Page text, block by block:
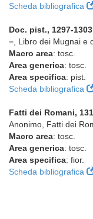
Scheda bibliografica
Doc. pist., 1297-1303
=, Libro dei Mugnai e
Macro area: tosc.
Area generica: tosc.
Area specifica: pist.
Scheda bibliografica
Fatti dei Romani,
Anonimo, Fatti dei
Macro area: tosc.
Area generica: tosc.
Area specifica: fior.
Scheda bibliografica